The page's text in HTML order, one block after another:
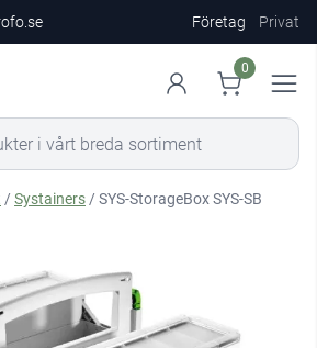
Företag Privat
0
/Systainers / SYS-StorageBox SYS-SB